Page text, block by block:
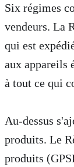
Six régimes
vendeurs. La
qui est
aux appareils
à tout ce qui
Au-dessus
produits. Le
produits